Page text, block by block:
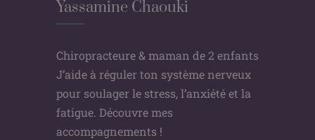
Yassamine Chaouki
Chiropracteure & maman de 2 enfants
J’aide à réguler ton système nerveux
pour soulager le stress, l’anxiété et la
fatigue. Découvre mes
accompagnements !